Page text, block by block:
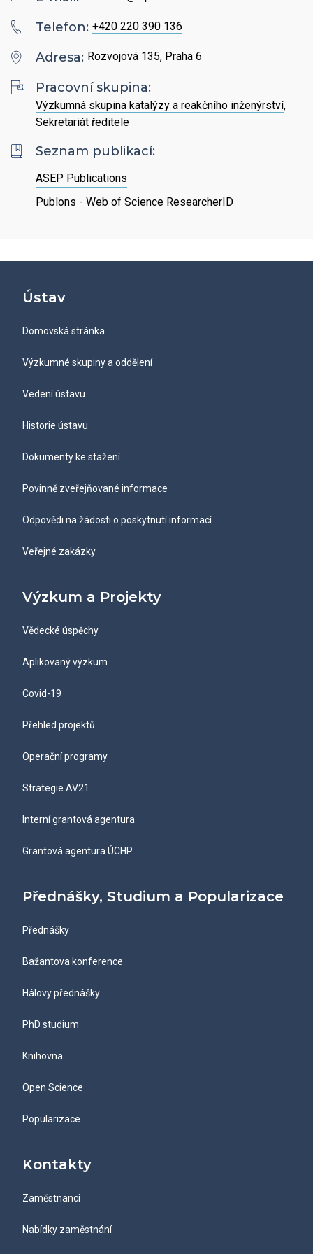
Ombudsman a ombudsmanka ÚCHP
Odpovědi na žádosti o poskytnutí informací
Veřejné zakázky
Open Science
Nabídky zaměstnání
Hledat
Hledat
Telefon: +420 220 390 136
Adresa: Rozvojová 135, Praha 6
Pracovní skupina:
Výzkumná skupina katalýzy a reakčního inženýrství,
Sekretariát ředitele
Seznam publikací:
ASEP Publications
Publons - Web of Science ResearcherID
Ústav
Domovská stránka
Výzkumné skupiny a oddělení
Vedení ústavu
Historie ústavu
Dokumenty ke stažení
Povinně zveřejňované informace
Odpovědi na žádosti o poskytnutí informací
Veřejné zakázky
Výzkum a Projekty
Vědecké úspěchy
Aplikovaný výzkum
Covid-19
Přehled projektů
Operační programy
Strategie AV21
Interní grantová agentura
Grantová agentura ÚCHP
Přednášky, Studium a Popularizace
Přednášky
Bažantova konference
Hálovy přednášky
PhD studium
Knihovna
Open Science
Popularizace
Kontakty
Zaměstnanci
Nabídky zaměstnání